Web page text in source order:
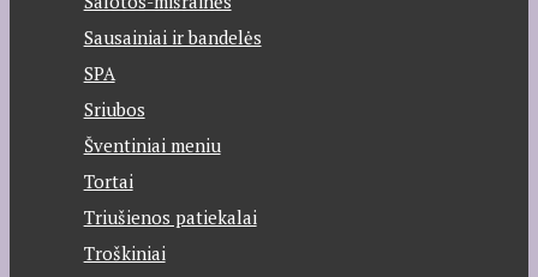
Sausainiai ir bandelės
SPA
Sriubos
Šventiniai meniu
Tortai
Triušienos patiekalai
Troškiniai